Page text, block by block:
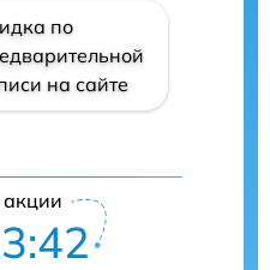
по
на сайте